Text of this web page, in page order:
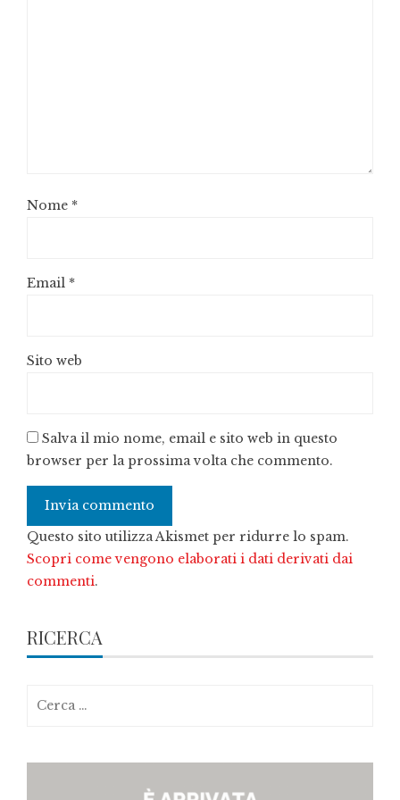
Nome *
Email *
Sito web
Salva il mio nome, email e sito web in questo
browser per la prossima volta che commento.
Questo sito utilizza Akismet per ridurre lo spam.
Scopri come vengono elaborati i dati derivati dai
commenti.
RICERCA